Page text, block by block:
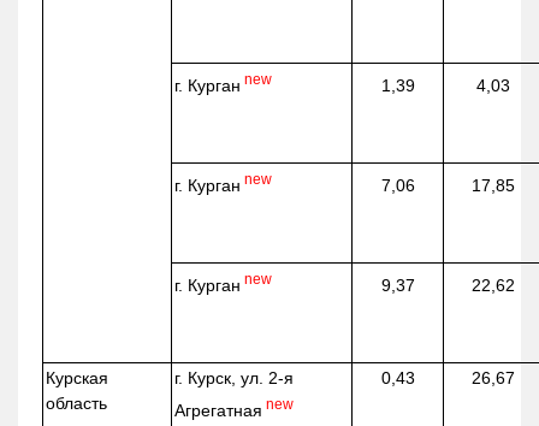
г. Курган new 1,39 4,03
г. Курган new 7,06 17,85
г. Курган new 9,37 22,62
Курская
область
г. Курск, ул. 2-я
Агрегатная new
0,43 26,67